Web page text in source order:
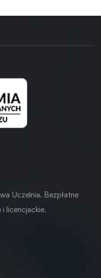
Uczelnia. Bezpłatne
i licencjackie.